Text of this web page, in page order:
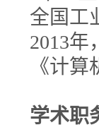
全国工
2013年
《计
学术职